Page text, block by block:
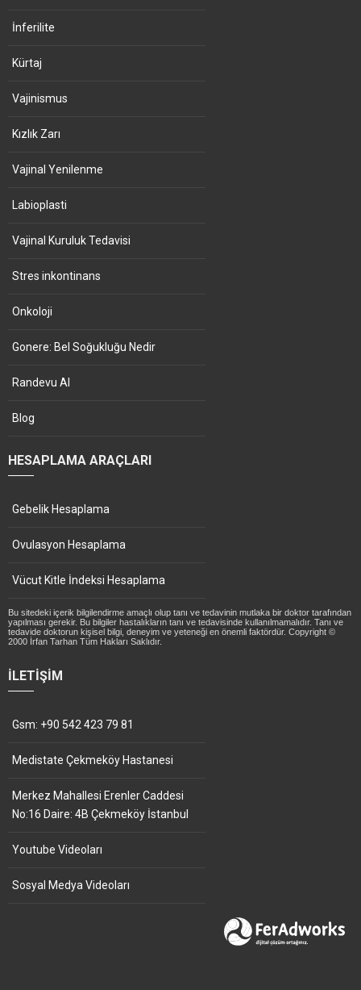
İnferilite
Kürtaj
Vajinismus
Kızlık Zarı
Vajinal Yenilenme
Labioplasti
Vajinal Kuruluk Tedavisi
Stres inkontinans
Onkoloji
Gonere: Bel Soğukluğu Nedir
Randevu Al
Blog
HESAPLAMA ARAÇLARI
Gebelik Hesaplama
Ovulasyon Hesaplama
Vücut Kitle İndeksi Hesaplama
Bu sitedeki içerik bilgilendirme amaçlı olup tanı ve tedavinin mutlaka bir doktor tarafından
yapılması gerekir. Bu bilgiler hastalıkların tanı ve tedavisinde kullanılmamalıdır. Tanı ve
tedavide doktorun kişisel bilgi, deneyim ve yeteneği en önemli faktördür. Copyright ©
2000 İrfan Tarhan Tüm Hakları Saklıdır.
İLETIŞIM
Gsm: +90 542 423 79 81
Medistate Çekmeköy Hastanesi
Merkez Mahallesi Erenler Caddesi
No:16 Daire: 4B Çekmeköy İstanbul
Youtube Videoları
Sosyal Medya Videoları